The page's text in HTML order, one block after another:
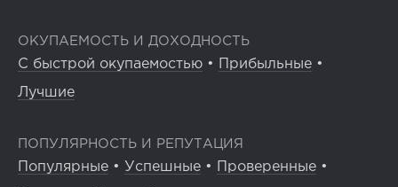
ОКУПАЕМОСТЬ И ДОХОДНОСТЬ
С быстрой окупаемостью • Прибыльные •
Лучшие
ПОПУЛЯРНОСТЬ И РЕПУТАЦИЯ
Популярные • Успешные • Проверенные •